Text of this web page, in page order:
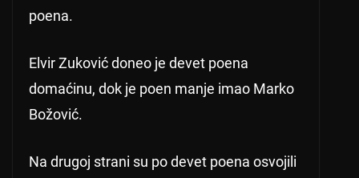
poena.
Elvir Zuković doneo je devet poena
domaćinu, dok je poen manje imao Marko
Božović.
Na drugoj strani su po devet poena osvojili